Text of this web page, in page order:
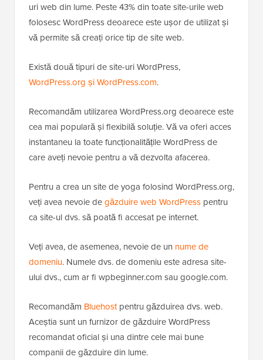
uri web din lume. Peste 43% din toate site-urile web
folosesc WordPress deoarece este ușor de utilizat și
vă permite să creați orice tip de site web.
Există două tipuri de site-uri WordPress,
WordPress.org și WordPress.com.
Recomandăm utilizarea WordPress.org deoarece este
cea mai populară și flexibilă soluție. Vă va oferi acces
instantaneu la toate funcționalitățile WordPress de
care aveți nevoie pentru a vă dezvolta afacerea.
Pentru a crea un site de yoga folosind WordPress.org,
veți avea nevoie degăzduire web WordPress pentru
ca site-ul dvs. să poată fi accesat pe internet.
Veți avea, de asemenea, nevoie de un nume de
domeniu. Numele dvs. de domeniu este adresa site-
ului dvs., cum ar fi wpbeginner.com sau google.com.
Recomandăm Bluehostpentru găzduirea dvs. web.
Aceștia sunt un furnizor de găzduire WordPress
recomandat oficial și una dintre cele mai bune
companii de găzduire din lume.